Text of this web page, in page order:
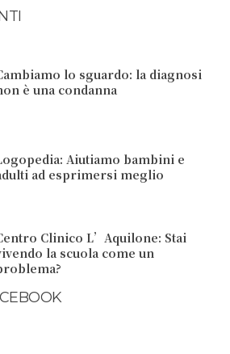
lo sguardo: la diagnosi
è una condanna
Aiutiamo bambini e
ad esprimersi meglio
Clinico L’Aquilone: Stai
la scuola come un